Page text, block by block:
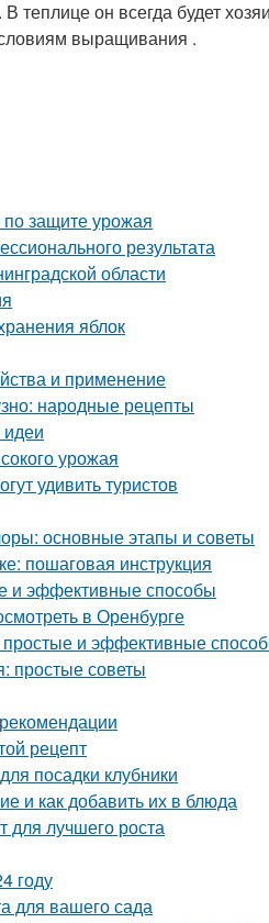
теплице он всегда будет
выращивания .
защите урожая
результата
области
яблок
и применение
народные рецепты
урожая
удивить туристов
основные этапы и советы
пошаговая инструкция
и эффективные способы
в Оренбурге
простые и эффективные
простые советы
рецепт
посадки клубники
и как добавить их в блюда
для лучшего роста
году
для вашего сада